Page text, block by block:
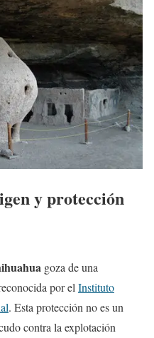
y protección
goza de una
por el Instituto
. Esta protección no es un
contra la explotación